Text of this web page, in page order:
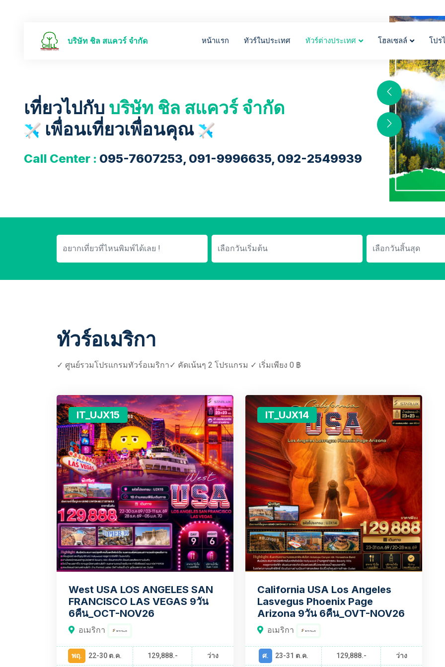
บริษัท ชิล สแควร์ จำกัด หน้าแรก ทัวร์ในประเทศ ทัวร์ต่างประเทศ โฮลเซลล์ โปร
เที่ยวไปกับ บริษัท ชิล สแควร์ จำกัด
เพื่อนเที่ยวเพื่อนคุณ
Call Center : 095-7607253, 091-9996635, 092-2549939
ทัวร์อเมริกา
✓ ศูนย์รวมโปรแกรมทัวร์อเมริกา✓ คัดเน้นๆ 2 โปรแกรม ✓ เริ่มเพียง 0 ฿
IT_UJX15
West USA LOS ANGELES SAN
FRANCISCO LAS VEGAS 9วัน
6คืน_OCT-NOV26
อเมริกา
พฤ. 22-30 ต.ค. 129,888.- ว่าง
IT_UJX14
California USA Los Angeles
Lasvegus Phoenix Page
Arizona 9วัน 6คืน_OVT-NOV26
อเมริกา
ศ. 23-31 ต.ค. 129,888.- ว่าง